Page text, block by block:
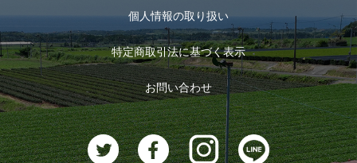
お茶のギフト
おすすめのお茶
お茶に合うスイーツ
ログイン
ログアウト
個人情報の取り扱い
特定商取引法に基づく表示
お問い合わせ